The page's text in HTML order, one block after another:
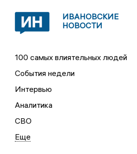
ИВАНОВСКИЕ
НОВОСТИ
100 самых влиятельных людей
События недели
Интервью
Аналитика
СВО